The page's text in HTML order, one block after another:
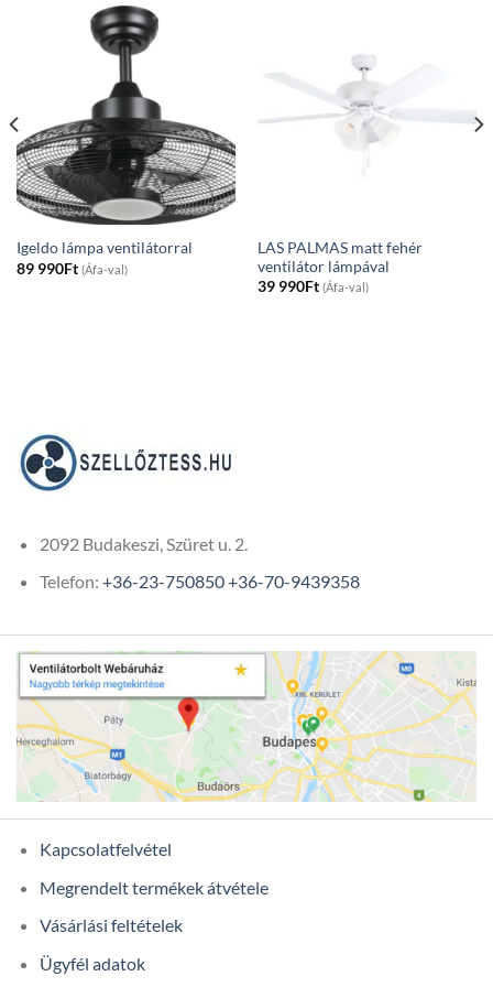
Igeldo lámpa ventilátorral
89 990Ft (Áfa-val)
LAS PALMAS matt fehér
ventilátor lámpával
39 990Ft (Áfa-val)
2092 Budakeszi, Szüret u. 2.
Telefon: +36-23-750850+36-70-9439358
Kapcsolatfelvétel
Megrendelt termékek átvétele
Vásárlási feltételek
Ügyfél adatok